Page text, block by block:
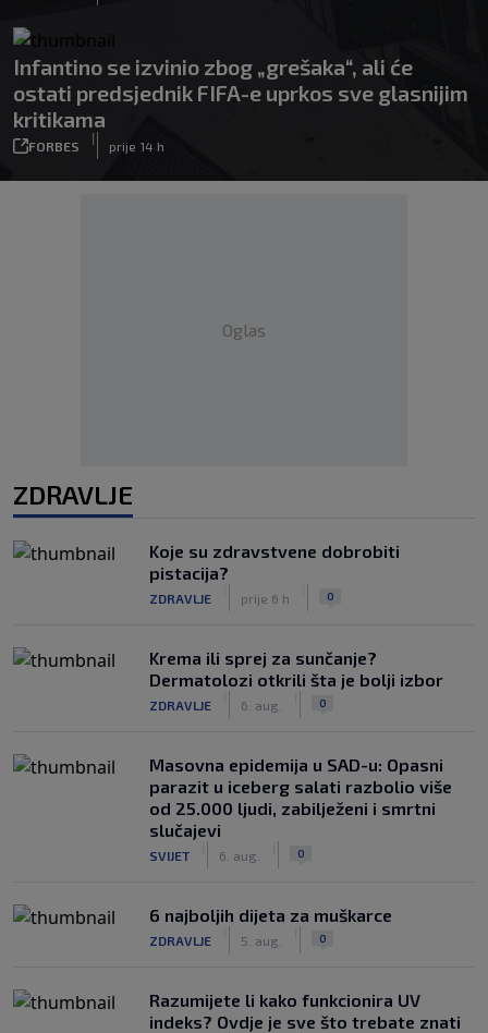
Infantino se izvinio zbog „grešaka“, ali će
ostati predsjednik FIFA-e uprkos sve glasnijim
kritikama
FORBES
|
prije 14 h
Oglas
ZDRAVLJE
Koje su zdravstvene dobrobiti
pistacija?
ZDRAVLJE prije 6 h 0
Krema ili sprej za sunčanje?
Dermatolozi otkrili šta je bolji izbor
ZDRAVLJE 6. aug. 0
Masovna epidemija u SAD-u: Opasni
parazit u iceberg salati razbolio više
od 25.000 ljudi, zabilježeni i smrtni
slučajevi
SVIJET 6. aug. 0
6 najboljih dijeta za muškarce
ZDRAVLJE 5. aug. 0
Razumijete li kako funkcionira UV
indeks? Ovdje je sve što trebate znati